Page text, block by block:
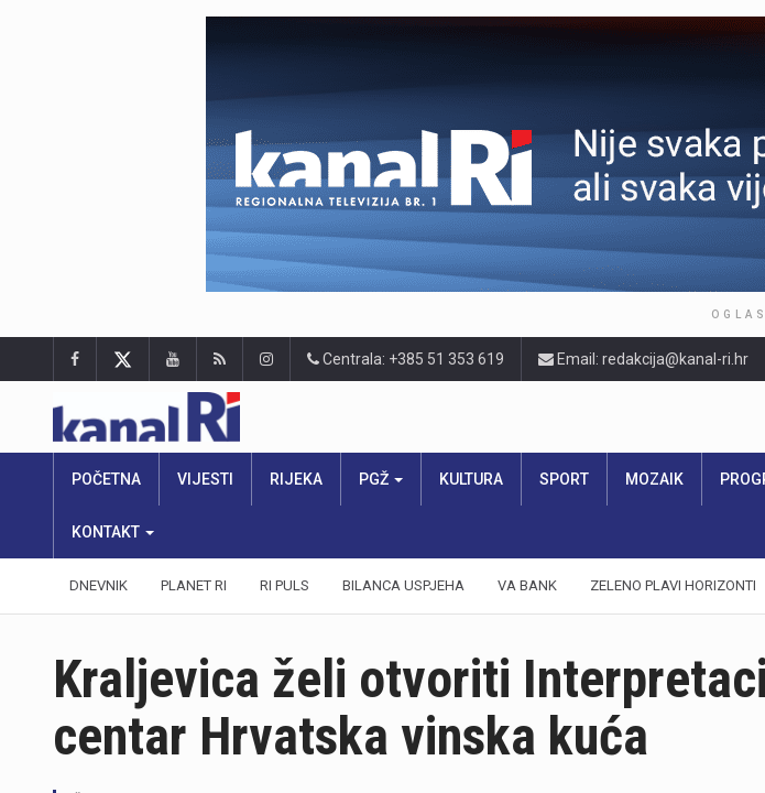
OGLAS
Centrala: +385 51 353 619 Email: redakcija@kanal-ri.hr
POČETNA VIJESTI RIJEKA PGŽ KULTURA SPORT MOZAIK
KONTAKT
DNEVNIK PLANET RI RI PULS BILANCA USPJEHA VA BANK ZELENO PLAVI HORIZONTI
Kraljevica želi otvoriti
centar Hrvatska vinska kuća